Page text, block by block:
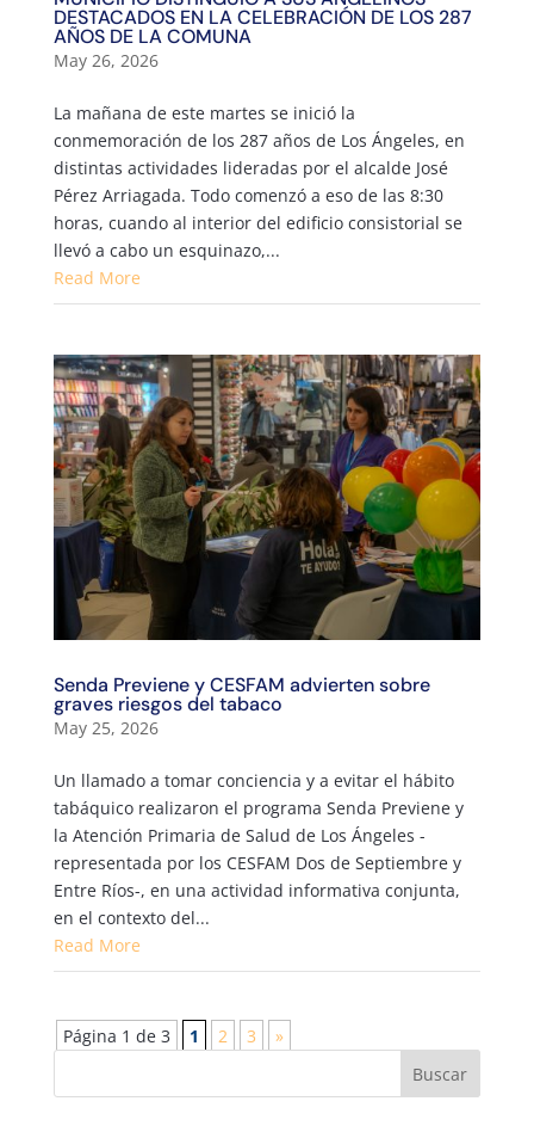
DESTACADOS EN LA CELEBRACIÓN DE LOS 287
AÑOS DE LA COMUNA
May 26, 2026
La mañana de este martes se inició la
conmemoración de los 287 años de Los Ángeles, en
distintas actividades lideradas por el alcalde José
Pérez Arriagada. Todo comenzó a eso de las 8:30
horas, cuando al interior del edificio consistorial se
llevó a cabo un esquinazo,...
Read More
Senda Previene y CESFAM advierten sobre
graves riesgos del tabaco
May 25, 2026
Un llamado a tomar conciencia y a evitar el hábito
tabáquico realizaron el programa Senda Previene y
la Atención Primaria de Salud de Los Ángeles -
representada por los CESFAM Dos de Septiembre y
Entre Ríos-, en una actividad informativa conjunta,
en el contexto del...
Read More
Página 1 de 3 1 2 3 »